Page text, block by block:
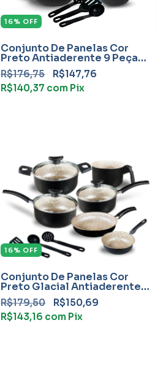
16% OFF
Conjunto De Panelas Cor
Preto Antiaderente 9 Peças
Teflon Com Frigideira
R$176,75
R$147,76
R$140,37 com Pix
16% OFF
Conjunto De Panelas Cor
Preto Glacial Antiaderente 9
Peças Teflon Com Frigideira
R$179,50
R$150,69
R$143,16 com Pix